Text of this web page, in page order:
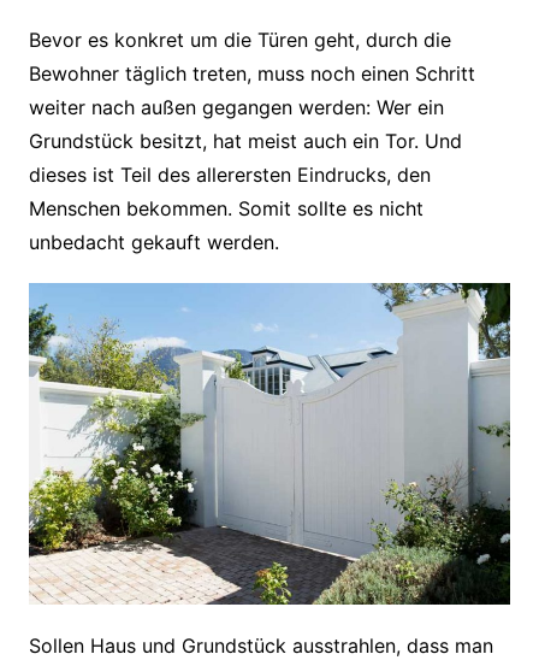
Bevor es konkret um die Türen geht, durch die
Bewohner täglich treten, muss noch einen Schritt
weiter nach außen gegangen werden: Wer ein
Grundstück besitzt, hat meist auch ein Tor. Und
dieses ist Teil des allerersten Eindrucks, den
Menschen bekommen. Somit sollte es nicht
unbedacht gekauft werden.
Sollen Haus und Grundstück ausstrahlen, dass man